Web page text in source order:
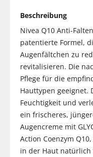
Beschreibung
Nivea Q10 Anti-
patentierte Formel,
Augenfältchen zu
revitalisieren. Die
Pflege für die
Hauttypen geeignet.
Feuchtigkeit und
ein frischeres,
Augencreme mit
Action Coenzym
in der Haut natürlich